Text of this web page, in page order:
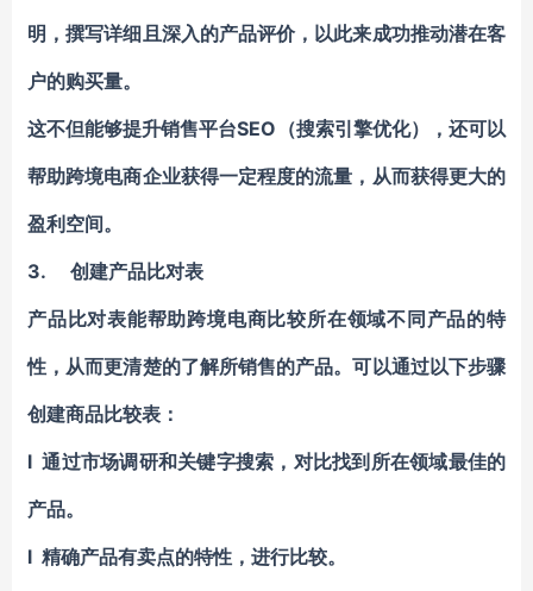
明，撰写详细且深入的产品评价，以此来成功推动潜在客
户的购买量。
这不但能够提升销售平台SEO（搜索引擎优化），还可以
帮助跨境电商企业获得一定程度的流量，从而获得更大的
盈利空间。
3. 创建产品比对表
产品比对表能帮助跨境电商比较所在领域不同产品的特
性，从而更清楚的了解所销售的产品。可以通过以下步骤
创建商品比较表：
l 通过市场调研和关键字搜索，对比找到所在领域最佳的
产品。
l 精确产品有卖点的特性，进行比较。